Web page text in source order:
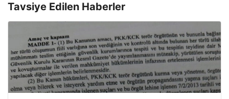
Tavsiye Edilen Haberler